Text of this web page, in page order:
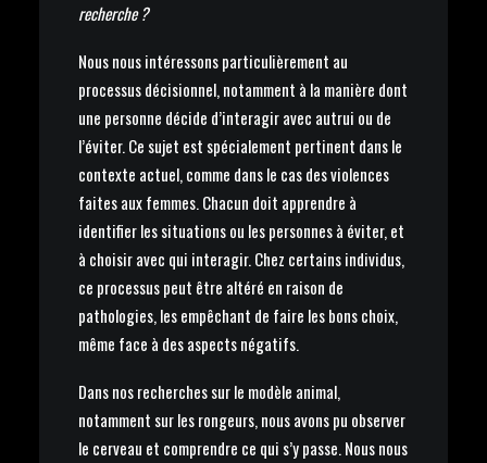
recherche ?
Nous nous intéressons particulièrement au
processus décisionnel, notamment à la manière dont
une personne décide d’interagir avec autrui ou de
l’éviter. Ce sujet est spécialement pertinent dans le
contexte actuel, comme dans le cas des violences
faites aux femmes. Chacun doit apprendre à
identifier les situations ou les personnes à éviter, et
à choisir avec qui interagir. Chez certains individus,
ce processus peut être altéré en raison de
pathologies, les empêchant de faire les bons choix,
même face à des aspects négatifs.
Dans nos recherches sur le modèle animal,
notamment sur les rongeurs, nous avons pu observer
le cerveau et comprendre ce qui s’y passe. Nous nous